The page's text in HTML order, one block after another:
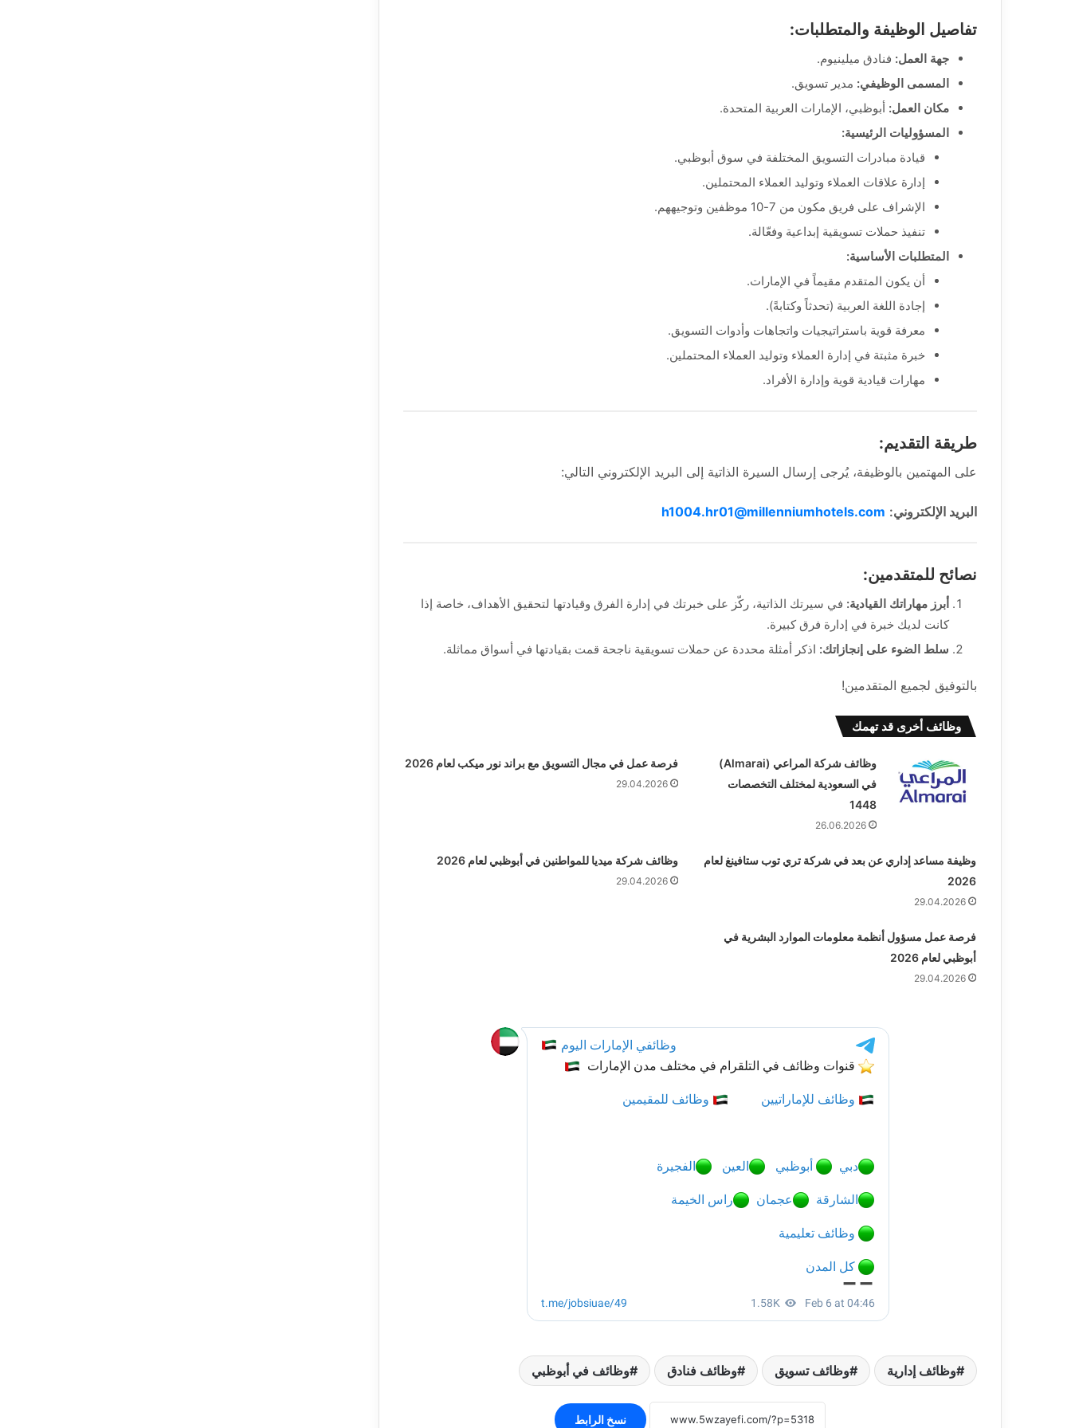
تفاصيل الوظيفة والمتطلبات:
جهة العمل: فنادق ميلينيوم.
المسمى الوظيفي: مدير تسويق.
مكان العمل: أبوظبي، الإمارات العربية المتحدة.
المسؤوليات الرئيسية:
قيادة مبادرات التسويق المختلفة في سوق أبوظبي.
إدارة علاقات العملاء وتوليد العملاء المحتملين.
الإشراف على فريق مكون من 7-10 موظفين وتوجيههم.
تنفيذ حملات تسويقية إبداعية وفعّالة.
المتطلبات الأساسية:
أن يكون المتقدم مقيماً في الإمارات.
إجادة اللغة العربية (تحدثاً وكتابةً).
معرفة قوية باستراتيجيات واتجاهات وأدوات التسويق.
خبرة مثبتة في إدارة العملاء وتوليد العملاء المحتملين.
مهارات قيادية قوية وإدارة الأفراد.
طريقة التقديم:
على المهتمين بالوظيفة، يُرجى إرسال السيرة الذاتية إلى البريد الإلكتروني التالي:
البريد الإلكتروني: h1004.hr01@millenniumhotels.com
نصائح للمتقدمين:
أبرز مهاراتك القيادية: في سيرتك الذاتية، ركّز على خبرتك في إدارة الفرق وقيادتها لتحقيق الأهداف، خاصة إذا
كانت لديك خبرة في إدارة فرق كبيرة.
سلط الضوء على إنجازاتك: اذكر أمثلة محددة عن حملات تسويقية ناجحة قمت بقيادتها في أسواق مماثلة.
بالتوفيق لجميع المتقدمين!
وظائف أخرى قد تهمك
وظائف شركة المراعي (Almarai)
في السعودية لمختلف التخصصات
1448
26.06.2026
فرصة عمل في مجال التسويق مع براند نور ميكب لعام 2026
29.04.2026
وظيفة مساعد إداري عن بعد في شركة تري توب ستافينغ لعام
2026
29.04.2026
وظائف شركة ميديا للمواطنين في أبوظبي لعام 2026
29.04.2026
فرصة عمل مسؤول أنظمة معلومات الموارد البشرية في
أبوظبي لعام 2026
29.04.2026
وظائف إدارية وظائف تسويق وظائف فنادق وظائف في أبوظبي
نسخ الرابط